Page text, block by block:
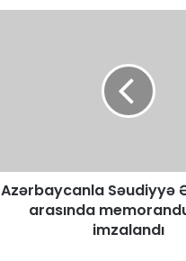
Azərbaycanla Səudiyyə
arasında
imzalandı